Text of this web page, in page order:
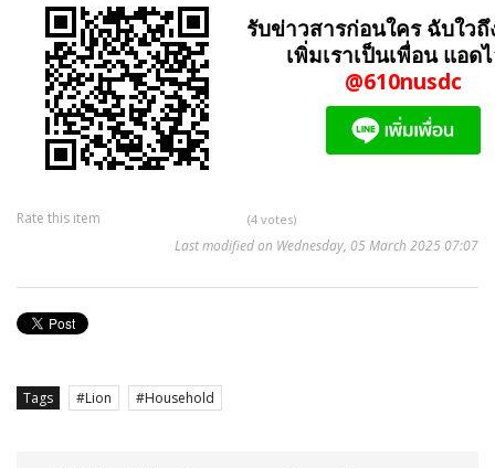
รับข่าวสารก่อนใคร ฉับใว
เพิ่มเราเป็นเพื่อน แอด
@610nusdc
Rate this item (4 votes)
Last modified on Wednesday, 05 March 2025 07:07
Tags Lion Household